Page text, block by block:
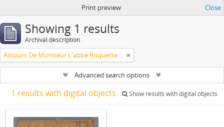
Print preview Close
Showing 1 results
Archival description
Amours De Monsieur L'abbé Roquette avec Mademoiselle de Montauzier par Monsieur L'abbé Le Camus 1667
Advanced search options
1 results with digital objects Show results with digital objects